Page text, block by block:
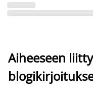
Aiheeseen